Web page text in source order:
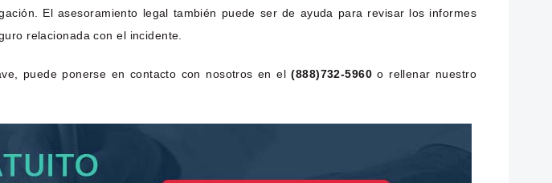
El asesoramiento legal también puede ser de ayuda para revisar los informes
relacionada con el incidente.
puede ponerse en contacto con nosotros en el(888)732-5960 o rellenar nuestro